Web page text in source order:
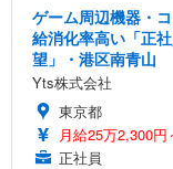
ゲーム周辺機器・
給消化率高い「正
望」・港区南青山
Yts株式会社
東京都
月給25万2,300
正社員